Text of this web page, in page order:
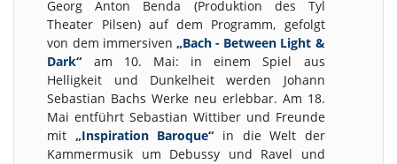
Georg Anton Benda (Produktion des Tyl
Theater Pilsen) auf dem Programm, gefolgt
von dem immersiven „Bach - Between Light &
Dark“ am 10. Mai: in einem Spiel aus
Helligkeit und Dunkelheit werden Johann
Sebastian Bachs Werke neu erlebbar. Am 18.
Mai entführt Sebastian Wittiber und Freunde
mit „Inspiration Baroque“ in die Welt der
Kammermusik um Debussy und Ravel und